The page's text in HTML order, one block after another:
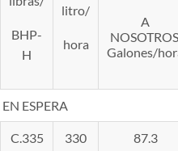
BHP-
H
litro/
hora
A
Galones/
ESPERA
C.335 330 87.3